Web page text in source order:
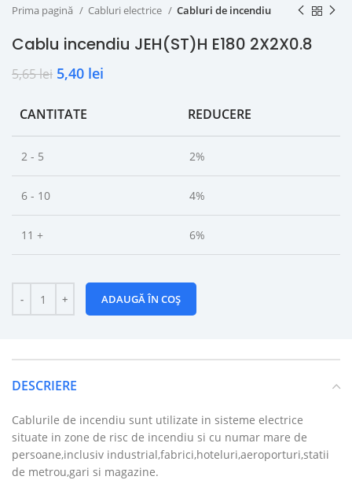
Prima pagină Cabluri electrice Cabluri de incendiu
Cablu incendiu JEH(ST)H E180 2X2X0.8
5,65lei 5,40 lei
CANTITATE REDUCERE
2 - 5 2%
6 - 10 4%
11 + 6%
ADAUGĂ ÎN COȘ
DESCRIERE
Cablurile de incendiu sunt utilizate in sisteme electrice
situate in zone de risc de incendiu si cu numar mare de
persoane,inclusiv industrial,fabrici,hoteluri,aeroporturi,statii
de metrou,gari si magazine.